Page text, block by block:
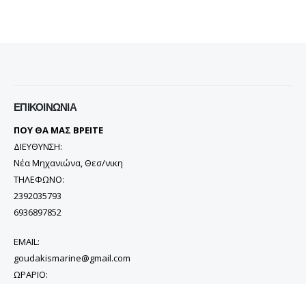
ΕΠΙΚΟΙΝΩΝΊΑ
ΠΟΥ ΘΑ ΜΑΣ ΒΡΕΙΤΕ
ΔΙΕΥΘΥΝΣΗ:
Νέα Μηχανιώνα, Θεσ/νικη
ΤΗΛΕΦΩΝΟ:
2392035793
6936897852
EMAIL:
goudakismarine@gmail.com
ΩΡΑΡΙΟ: